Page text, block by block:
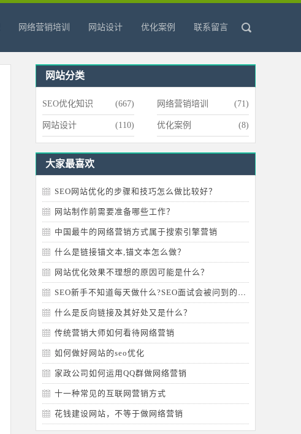
网络营销培训 网站设计 优化案例 联系留言
网站分类
SEO优化知识 (667) 网络营销培训 (71)
网站设计 (110) 优化案例 (8)
大家最喜欢
SEO网站优化的步骤和技巧怎么做比较好？
网站制作前需要准备哪些工作？
中国最牛的网络营销方式属于搜索引擎营销
什么是链接锚文本,锚文本怎么做？
网站优化效果不理想的原因可能是什么？
SEO新手不知道每天做什么?SEO面试会被问到的问题
什么是反向链接及其好处又是什么？
传统营销大师如何看待网络营销
如何做好网站的seo优化
家政公司如何运用QQ群做网络营销
十一种常见的互联网营销方式
花钱建设网站，不等于做网络营销